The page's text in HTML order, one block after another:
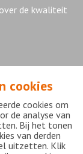
de kwaliteit
cookies
cookies om
de analyse van
Bij het tonen
van derden
uitzetten. Klik